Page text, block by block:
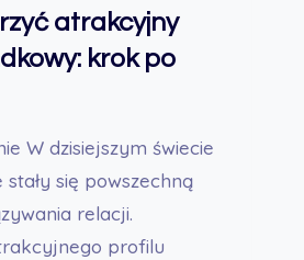
Kompleksowy
Przewodnik
atrakcyjny
krok po
W dzisiejszym świecie
się powszechną
relacji.
profilu